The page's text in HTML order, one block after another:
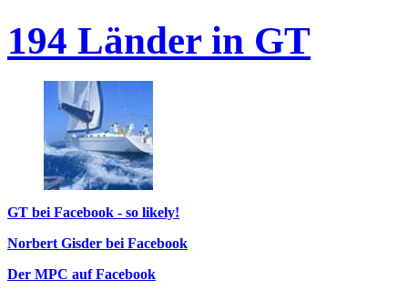
194 Länder in GT
GT bei Facebook - so likely!
Norbert Gisder bei Facebook
Der MPC auf Facebook